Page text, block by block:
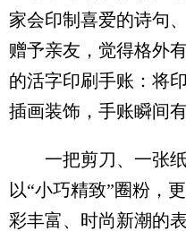
家会印制喜爱的诗句
赠予亲友，觉得格外
的活字印刷手账：将
插画装饰，手账瞬间
一把剪刀、一张纸
以“小巧精致”圈粉，
彩丰富、时尚新潮的